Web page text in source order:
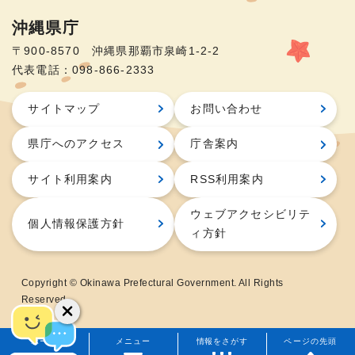
メニュー
ホーム 情報をさがす ページの先頭
沖縄県庁
〒900-8570 沖縄県那覇市泉崎1-2-2
代表電話：098-866-2333
サイトマップ お問い合わせ
県庁へのアクセス 庁舎案内
サイト利用案内 RSS利用案内
個人情報保護方針
ウェブアクセシビリテ
ィ方針
Copyright © Okinawa Prefectural Government. All Rights
Reserved.